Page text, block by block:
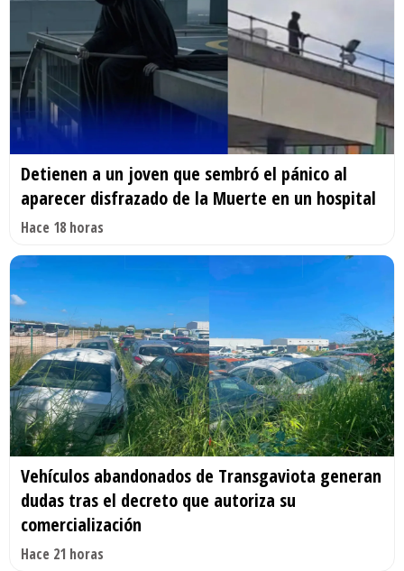
Detienen a un joven que sembró el pánico al
aparecer disfrazado de la Muerte en un hospital
Hace 18 horas
Vehículos abandonados de Transgaviota generan
dudas tras el decreto que autoriza su
comercialización
Hace 21 horas